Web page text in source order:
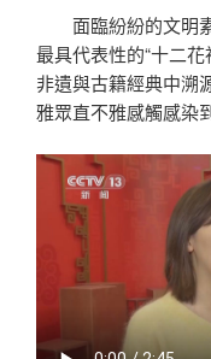
面臨紛紛的文明
最具代表性的“十二
非遺與古籍經典中溯
雅眾直不雅感觸感染